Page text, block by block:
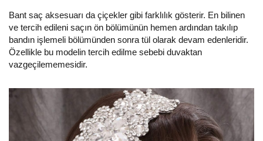
Bant saç aksesuarı da çiçekler gibi farklılık gösterir. En bilinen
ve tercih edileni saçın ön bölümünün hemen ardından takılıp
bandın işlemeli bölümünden sonra tül olarak devam edenleridir.
Özellikle bu modelin tercih edilme sebebi duvaktan
vazgeçilememesidir.